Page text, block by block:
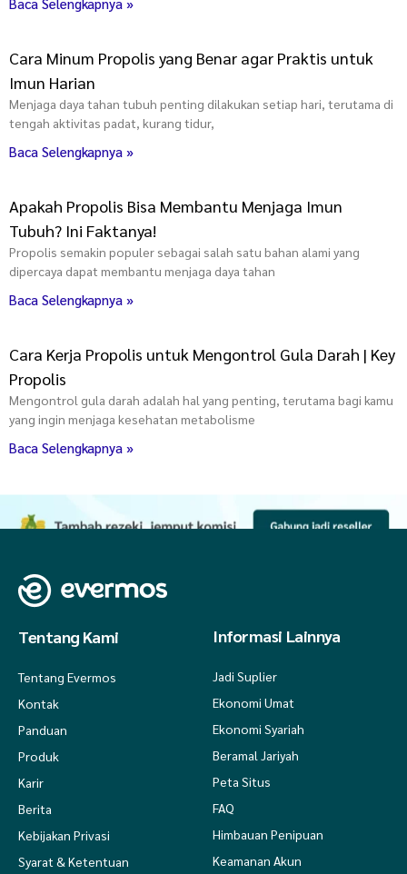
Baca Selengkapnya »
Cara Minum Propolis yang Benar agar Praktis untuk
Imun Harian
Menjaga daya tahan tubuh penting dilakukan setiap hari, terutama di
tengah aktivitas padat, kurang tidur,
Baca Selengkapnya »
Apakah Propolis Bisa Membantu Menjaga Imun
Tubuh? Ini Faktanya!
Propolis semakin populer sebagai salah satu bahan alami yang
dipercaya dapat membantu menjaga daya tahan
Baca Selengkapnya »
Cara Kerja Propolis untuk Mengontrol Gula Darah | Key
Propolis
Mengontrol gula darah adalah hal yang penting, terutama bagi kamu
yang ingin menjaga kesehatan metabolisme
Baca Selengkapnya »
Tentang Kami
Tentang Evermos
Kontak
Panduan
Produk
Karir
Berita
Kebijakan Privasi
Syarat & Ketentuan
Informasi Lainnya
Jadi Suplier
Ekonomi Umat
Ekonomi Syariah
Beramal Jariyah
Peta Situs
FAQ
Himbauan Penipuan
Keamanan Akun